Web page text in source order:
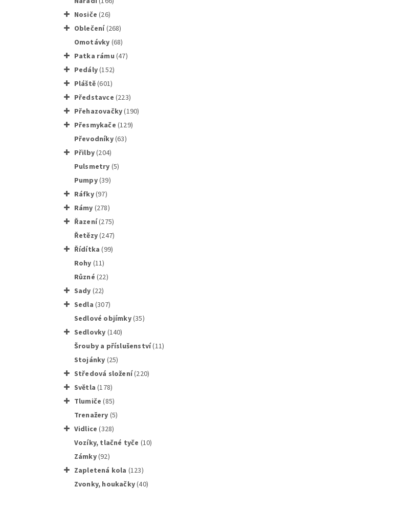
nosiče(26)
oblečení(268)
omotávky (68)
patka rámu(47)
pedály(152)
pláště(601)
představce(223)
přehazovačky(190)
přesmykače(129)
převodníky(63)
přilby(204)
pulsmetry (5)
pumpy(39)
ráfky(97)
rámy (278)
řazení(275)
řetězy(247)
řídítka(99)
rohy (11)
různé(22)
sady (22)
sedla(307)
sedlové objímky(35)
sedlovky (140)
Šrouby a příslušenství(11)
stojánky (25)
středová složení(220)
světla(178)
tlumiče(85)
trenažery (5)
vidlice(328)
vozíky, tlačné tyče (10)
zámky(92)
zapletená kola (123)
zvonky, houkačky(40)